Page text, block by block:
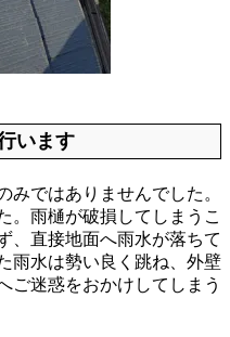
います
ではありませんでした。
。雨樋が破損してしまうこ
、直接地面へ雨水が落ちて
雨水は勢い良く跳ね、外壁
ご迷惑をおかけしてしまう